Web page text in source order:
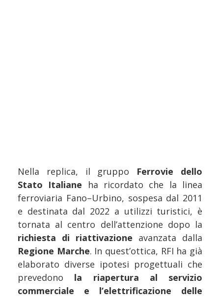
Nella replica, il gruppo Ferrovie dello
Stato Italiane ha ricordato che la linea
ferroviaria Fano–Urbino, sospesa dal 2011
e destinata dal 2022 a utilizzi turistici, è
tornata al centro dell’attenzione dopo la
richiesta di riattivazione avanzata dalla
Regione Marche. In quest’ottica, RFI ha già
elaborato diverse ipotesi progettuali che
prevedono la riapertura al servizio
commerciale e l’elettrificazione delle